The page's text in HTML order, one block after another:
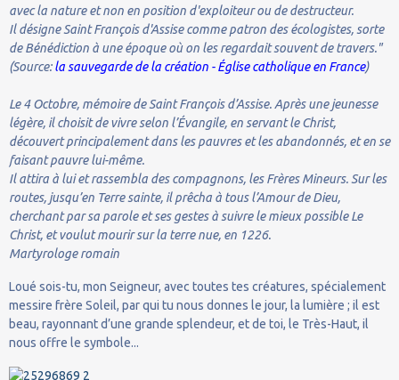
avec la nature et non en position d'exploiteur ou de destructeur.
Il désigne Saint François d'Assise comme patron des écologistes, sorte
de Bénédiction à une époque où on les regardait souvent de travers."
(Source:la sauvegarde de la création - Église catholique en France)
Le 4 Octobre, mémoire de Saint François d’Assise. Après une jeunesse
légère, il choisit de vivre selon l’Évangile, en servant le Christ,
découvert principalement dans les pauvres et les abandonnés, et en se
faisant pauvre lui-même.
Il attira à lui et rassembla des compagnons, les Frères Mineurs. Sur les
routes, jusqu’en Terre sainte, il prêcha à tous l’Amour de Dieu,
cherchant par sa parole et ses gestes à suivre le mieux possible Le
Christ, et voulut mourir sur la terre nue, en 1226.
Martyrologe romain
Loué sois-tu, mon Seigneur, avec toutes tes créatures, spécialement
messire frère Soleil, par qui tu nous donnes le jour, la lumière ; il est
beau, rayonnant d’une grande splendeur, et de toi, le Très-Haut, il
nous offre le symbole...